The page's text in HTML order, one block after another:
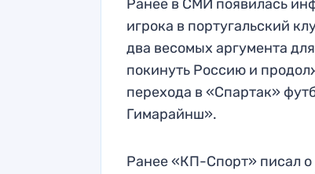
Ранее в СМИ появилась
игрока в португальский
два весомых аргумента
покинуть Россию и
перехода в «Спартак»
Гимарайнш».
Ранее «КП-Спорт» писал о